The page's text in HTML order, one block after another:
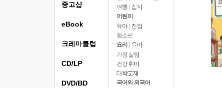
여행
잡지
어린이
유아 | 전집
청소년
요리
육아
가정 살림
건강 취미
대학교재
국어와 외국어
중고샵
eBook
크레마클럽
CD/LP
DVD/BD